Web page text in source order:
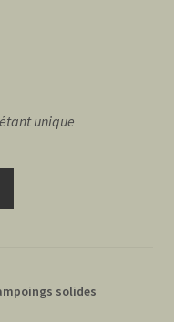
unique
solides